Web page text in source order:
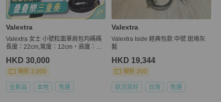
Valextra
Valextra 女士 小號粒面單肩包均碼碼
長度：22cm,寬度：12cm，高度：17
HKD 30,000
現折 2,000
全新品 本地 免運
Valextra
Valextra Iside 經典包款 中號 斑鳩灰
藍
HKD 19,344
現折 200
狀況良好 台灣 免運